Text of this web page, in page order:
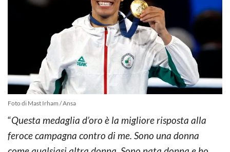
Foto di Mast Irham / Ansa
“Questa medaglia d’oro è la migliore risposta alla
feroce campagna contro di me. Sono una donna